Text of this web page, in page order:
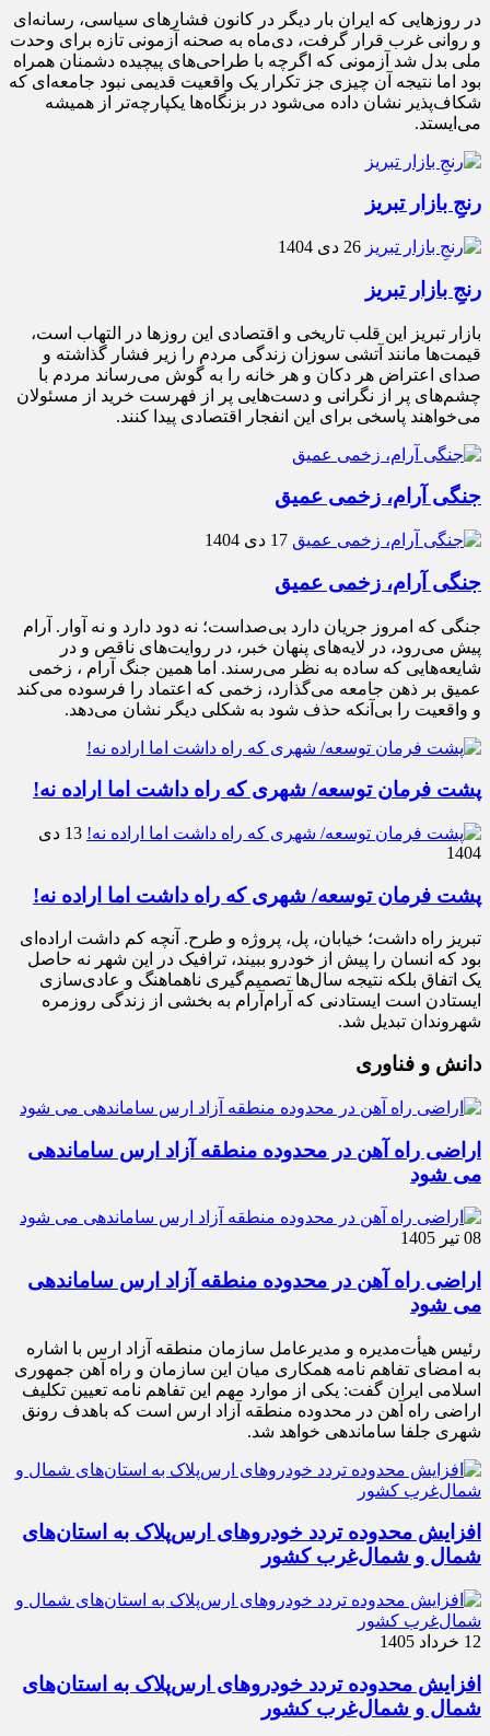
در روزهایی که ایران بار دیگر در کانون فشارهای سیاسی، رسانه‌ای
و روانی غرب قرار گرفت، دی‌ماه به صحنه آزمونی تازه برای وحدت
ملی بدل شد آزمونی که اگرچه با طراحی‌های پیچیده دشمنان همراه
بود اما نتیجه آن چیزی جز تکرار یک واقعیت قدیمی نبود جامعه‌ای که
شکاف‌پذیر نشان داده می‌شود در بزنگاه‌ها یکپارچه‌تر از همیشه
می‌ایستد.
رنجِ بازار تبریز
26 دی 1404
رنجِ بازار تبریز
بازار تبریز این قلب تاریخی و اقتصادی این روزها در التهاب است،
قیمت‌ها مانند آتشی سوزان زندگی مردم را زیر فشار گذاشته و
صدای اعتراض هر دکان و هر خانه را به گوش می‌رساند مردم با
چشم‌های پر از نگرانی و دست‌هایی پر از فهرست خرید از مسئولان
می‌خواهند پاسخی برای این انفجار اقتصادی پیدا کنند.
جنگی آرام، زخمی عمیق
17 دی 1404
جنگی آرام، زخمی عمیق
جنگی که امروز جریان دارد بی‌صداست؛ نه دود دارد و نه آوار. آرام
پیش می‌رود، در لایه‌های پنهان خبر، در روایت‌های ناقص و در
شایعه‌هایی که ساده به نظر می‌رسند. اما همین جنگ آرام ، زخمی
عمیق بر ذهن جامعه می‌گذارد، زخمی که اعتماد را فرسوده می‌کند
و واقعیت را بی‌آنکه حذف شود به شکلی دیگر نشان می‌دهد.
پشت فرمان توسعه/ شهری که راه داشت اما اراده نه!
13 دی
1404
پشت فرمان توسعه/ شهری که راه داشت اما اراده نه!
تبریز راه داشت؛ خیابان، پل، پروژه و طرح. آنچه کم داشت اراده‌ای
بود که انسان را پیش از خودرو ببیند، ترافیک در این شهر نه حاصل
یک اتفاق بلکه نتیجه سال‌ها تصمیم‌گیری ناهماهنگ و عادی‌سازی
ایستادن است ایستادنی که آرام‌آرام به بخشی از زندگی روزمره
شهروندان تبدیل شد.
دانش و فناوری
اراضی راه آهن در محدوده منطقه آزاد ارس ساماندهی
می شود
08 تیر 1405
اراضی راه آهن در محدوده منطقه آزاد ارس ساماندهی
می شود
رئیس هیأت‌مدیره و مدیرعامل سازمان منطقه آزاد ارس با اشاره
به امضای تفاهم نامه همکاری میان این سازمان و راه آهن جمهوری
اسلامی ایران گفت: یکی از موارد مهم این تفاهم نامه تعیین تکلیف
اراضی راه آهن در محدوده منطقه آزاد ارس است که باهدف رونق
شهری جلفا ساماندهی خواهد شد.
افزایش محدوده تردد خودروهای ارس‌پلاک به استان‌های
شمال و شمال‌غرب کشور
12 خرداد 1405
افزایش محدوده تردد خودروهای ارس‌پلاک به استان‌های
شمال و شمال‌غرب کشور